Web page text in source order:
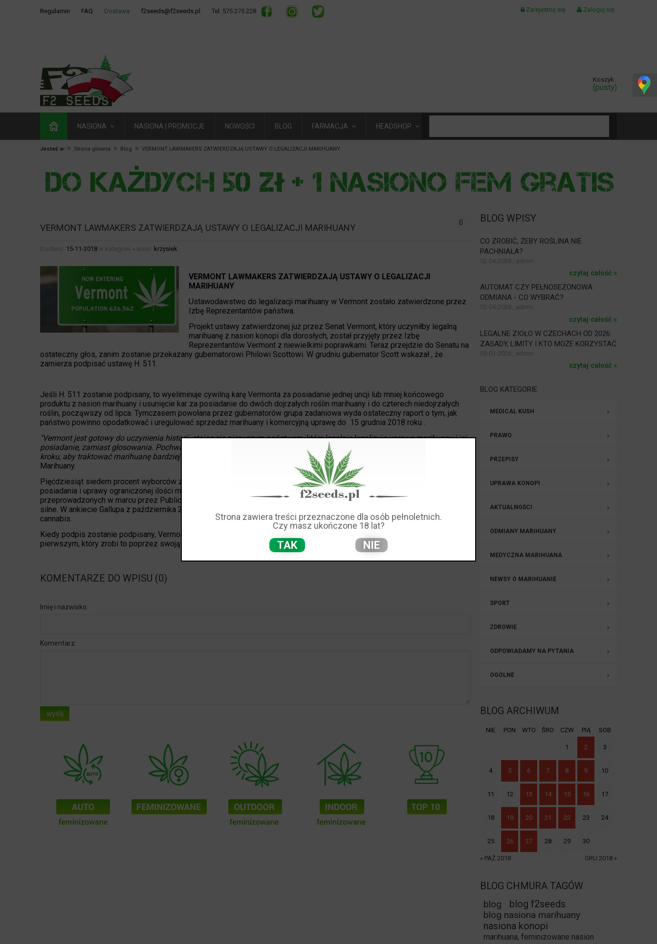
Regulamin FAQ Dostawa f2seeds@f2seeds.pl Tel. 575 275 228 Zarejestruj się Zaloguj się
Koszyk:
(pusty)
NASIONA NASIONA | PROMOCJE NOWOŚCI BLOG FARMACJA HEADSHOP
Jesteś w: » Strona główna » Blog » VERMONT LAWMAKERS ZATWIERDZAJĄ USTAWY O LEGALIZACJI MARIHUANY
VERMONT LAWMAKERS ZATWIERDZAJĄ USTAWY O LEGALIZACJI MARIHUANY 0
Dodano: 15-11-2018 w kategorii: - autor: krzysiek
VERMONT LAWMAKERS ZATWIERDZAJĄ USTAWY O LEGALIZACJI
MARIHUANY
Ustawodawstwo do legalizacji marihuany w Vermont zostało zatwierdzone przez
Izbę Reprezentantów państwa.
Projekt ustawy zatwierdzonej już przez Senat Vermont, który uczyniłby legalną
marihuanę z nasion konopi dla dorosłych, został przyjęty przez Izbę
Reprezentantów Vermont z niewielkimi poprawkami. Teraz przejdzie do Senatu na
ostateczny głos, zanim zostanie przekazany gubernatorowi Philowi Scottowi. W grudniu gubernator Scott wskazał , że
zamierza podpisać ustawę H. 511.
Jeśli H. 511 zostanie podpisany, to wyeliminuje cywilną karę Vermonta za posiadanie jednej uncji lub mniej końcowego
produktu z nasion marihuany i usunięcie kar za posiadanie do dwóch dojrzałych roślin marihuany i do czterech niedojrzałych
roślin, począwszy od lipca. Tymczasem powołana przez gubernatorów grupa zadaniowa wyda ostateczny raport o tym, jak
państwo powinno opodatkować i uregulować sprzedaż marihuany i komercyjną uprawę do 15 grudnia 2018 roku .
"Vermont jest gotowy do uczynienia historii, stając się pierwszym państwem, które legalnie legalizuje uprawę marihuany i jej
posiadanie, zamiast głosowania. Pochwalamy prawodawców za wysłuchanie apeli ich wyborców i podjęcie tego ważnego
kroku, aby traktować marihuanę bardziej jak alkohol "-
powiedział Matt Simon, dyrektor Nowej Anglii ds. Projektu Polityki
Marihuany.
Pięćdziesiąt siedem procent wyborców z Vermont popiera umożliwienie osobom dorosłym w wieku 21 lat i starszych
posiadania i uprawy ograniczonej ilości marihuany, zgodnie z ogólnokrajowym badaniem 755 zarejestrowanych wyborców
przeprowadzonych w marcu przez Public Policy Polling. Tylko 39% jest przeciwnych. Wsparcie ogólnokrajowe jest podobnie
silne. W ankiecie Gallupa z października 2017 znaleziono 64% Amerykanów popierających legalną marihuanę z nasion
cannabis.
Kiedy podpis zostanie podpisany, Vermont stanie się dziewiątym państwem, które uczyni legalnie marihuanę dla dorosłych, i
pierwszym, który zrobi to poprzez swoją władzę ustawodawczą (wszystkie inne zostały przejęte z inicjatywy obywatela).
KOMENTARZE DO WPISU (0)
Imię i nazwisko:
Komentarz:
wyślij
BLOG WPISY
CO ZROBIĆ, ŻEBY ROŚLINA NIE
PACHNIAŁA?
02-04-2026 , admin
czytaj całość »
AUTOMAT CZY PEŁNOSEZONOWA
ODMIANA - CO WYBRAĆ?
02-04-2026 , admin
czytaj całość »
LEGALNE ZIOŁO W CZECHACH OD 2026:
ZASADY, LIMITY I KTO MOŻE KORZYSTAĆ
05-01-2026 , admin
czytaj całość »
BLOG KATEGORIE
MEDICAL KUSH
PRAWO
PRZEPISY
UPRAWA KONOPI
AKTUALNOŚCI
ODMIANY MARIHUANY
MEDYCZNA MARIHUANA
NEWSY O MARIHUANIE
SPORT
ZDROWIE
ODPOWIADAMY NA PYTANIA
OGÓLNE
BLOG ARCHIWUM
NIE PON WTO ŚRO CZW PIĄ SOB
1 2 3
4 5 6 7 8 9 10
11 12 13 14 15 16 17
18 19 20 21 22 23 24
25 26 27 28 29 30
« PAŹ 2018 GRU 2018 »
BLOG CHMURA TAGÓW
blog blog f2seeds
blog nasiona marihuany
nasiona konopi
marihuana, feminizowane nasion
Strona zawiera treści przeznaczone dla osób pełnoletnich.
Czy masz ukończone 18 lat?
TAK NIE